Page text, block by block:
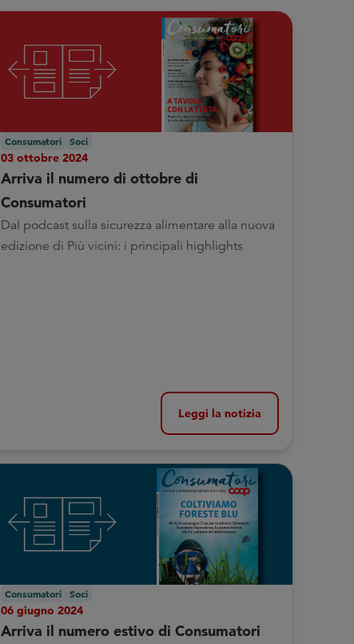
Consumatori Soci
03 ottobre 2024
Arriva il numero di ottobre di
Consumatori
Dal podcast sulla sicurezza alimentare alla nuova
edizione di Più vicini: i principali highlights
Leggi la notizia
Consumatori Soci
06 giugno 2024
Arriva il numero estivo di Consumatori